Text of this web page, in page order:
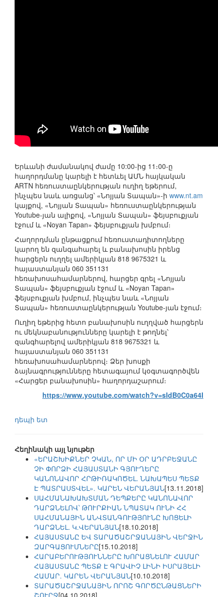
Երևանի ժամանակով ժամը 10:00-ից 11։00-ը
հաղորդմանը կարելի է հետևել ԱՄՆ հայկական
ARTN հեռուստաընկերության ուղիղ եթերում,
ինչպես նաև առցանց՝ «Նոյյան Տապան»-ի www.nt.am
կայքով, «Նոյյան Տապան» հեռուստաընկերության
Youtube-յան ալիքով, «Նոյյան Տապան» ֆեյսբուքյան
էջում և «Noyan Tapan» ֆեյսբուքյան խմբում։
Հաղորդման ընթացքում հեռուստադիտողները
կարող են զանգահարել և բանախոսին իրենց
հարցերն ուղղել ամերիկյան 818 9675321 և
հայաստանյան 060 351131
հեռախոսահամարներով, հարցեր գրել «Նոյյան
Տապան» ֆեյսբուքյան էջում և «Noyan Tapan»
ֆեյսբուքյան խմբում, ինչպես նաև «Նոյյան
Տապան» հեռուստաընկերության Youtube-յան էջում։
Ուղիղ եթերից հետո բանախոսին ուղղված հարցերն
ու մեկնաբանությունները կարելի է թողնել՝
զանգհարելով ամերիկյան 818 9675321 և
հայաստանյան 060 351131
հեռախոսահամարներով։ Ձեր խոսքի
ձայնագրությունները հետագայում կօգտագործվեն
«Հարցեր բանախոսին» հաղորդաշարում։
https://www.youtube.com/watch?v=sIdB0C0a64I
դեպի ետ
Հեղինակի այլ նյութեր
«ԵՐԱՇԽԻՔՆԵՐ ՉԿԱՆ, ՈՐ ՄԻ ՕՐ ԱԴՐԲԵՋԱՆԸ
ՉԻ ՓՈՐՁԻ ՀԱՅԱՍՏԱՆԻ ԳՅՈՒՂԵՐԸ
ԿԱՆՈՆԱՎՈՐ ՀՐԹԻՌԱԿՈԾԵԼ. ՆԱԽԱՊԵՍ ՊԵՏՔ
Է ՊԱՏՐԱՍՏՎԵԼ». ԿԱՐԵՆ ՎԵՐԱՆՅԱՆ[13.11.2018]
ՍԱՀՄԱՆԱԽԱԽՏՄԱՆ ԴԵՊՔԵՐԸ ԿԱՆՈՆԱՎՈՐ
ԴԱՐՁՆԵԼՈՎ՝ ԹՈՒՐՔԻԱՆ ՆՊԱՏԱԿ ՈՒՆԻ ՀՀ
ՍԱՀՄԱՆԱՅԻՆ ԱՆՎՏԱՆԳՈՒԹՅՈՒՆԸ ԽՈՑԵԼԻ
ԴԱՐՁՆԵԼ. Կ.ՎԵՐԱՆՅԱՆ[18.10.2018]
ՀԱՅԱՍՏԱՆԸ ԵՎ ՏԱՐԱԾԱՇՐՋԱՆԱՅԻՆ ՎԵՐՋԻՆ
ԶԱՐԳԱՑՈՒՄՆԵՐԸ[15.10.2018]
ՀԱՐԱԲԵՐՈՒԹՅՈՒՆՆԵՐԸ ԽՈՐԱՑՆԵԼՈՒ ՀԱՄԱՐ
ՀԱՅԱՍՏԱՆԸ ՊԵՏՔ Է ԳՐԱՎԻՉ ԼԻՆԻ ԻՍՐԱՅԵԼԻ
ՀԱՄԱՐ. ԿԱՐԵՆ ՎԵՐԱՆՅԱՆ[10.10.2018]
ՏԱՐԱԾԱՇՐՋԱՆԱՅԻՆ ՈՐՈՇ ԳՈՐԾԸՆԹԱՑՆԵՐԻ